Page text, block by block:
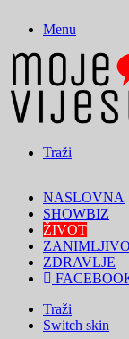
Menu
Traži
NASLOVNA
SHOWBIZ
ŽIVOT
ZDRAVLJE
Traži
Switch skin